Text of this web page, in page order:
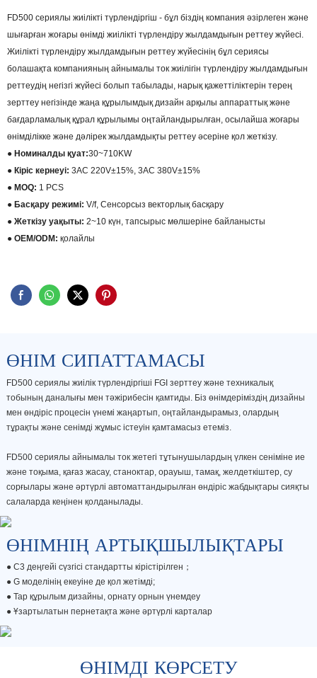
FD500 сериялы жиілікті түрлендіргіш - бұл біздің компания әзірлеген және
шығарған жоғары өнімді жиілікті түрлендіру жылдамдығын реттеу жүйесі.
Жиілікті түрлендіру жылдамдығын реттеу жүйесінің бұл сериясы
болашақта компанияның айнымалы ток жиілігін түрлендіру жылдамдығын
реттеудің негізгі жүйесі болып табылады, нарық қажеттіліктерін терең
зерттеу негізінде жаңа құрылымдық дизайн арқылы аппараттық және
бағдарламалық құрал құрылымы оңтайландырылған, осылайша жоғары
өнімділікке және дәлірек жылдамдықты реттеу әсеріне қол жеткізу.
● Номиналды қуат:30~710KW
● Кіріс кернеуі: 3AC 220V±15%, 3AC 380V±15%
● MOQ: 1 PCS
● Басқару режимі: V/f, Сенсорсыз векторлық басқару
● Жеткізу уақыты: 2~10 күн, тапсырыс мөлшеріне байланысты
● OEM/ODM: қолайлы
ӨНІМ СИПАТТАМАСЫ
FD500 сериялы жиілік түрлендіргіші FGI зерттеу және техникалық
тобының даналығы мен тәжірибесін қамтиды. Біз өнімдеріміздің дизайны
мен өндіріс процесін үнемі жаңартып, оңтайландырамыз, олардың
тұрақты және сенімді жұмыс істеуін қамтамасыз етеміз.
FD500 сериялы айнымалы ток жетегі тұтынушылардың үлкен сеніміне ие
және тоқыма, қағаз жасау, станоктар, орауыш, тамақ, желдеткіштер, су
сорғылары және әртүрлі автоматтандырылған өндіріс жабдықтары сияқты
салаларда кеңінен қолданылады.
ӨНІМНІҢ АРТЫҚШЫЛЫҚТАРЫ
● C3 деңгейі сүзгісі стандартты кірістірілген；
● G моделінің екеуіне де қол жетімді;
● Тар құрылым дизайны, орнату орнын үнемдеу
● Ұзартылатын пернетақта және әртүрлі карталар
ӨНІМДІ КӨРСЕТУ